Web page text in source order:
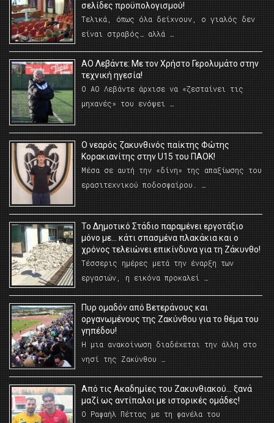
σελίδες προϋπολογισμού!
Τελικά, όπως όλα δείχνουν, ο γιαλός δεν
είναι στραβός… αλλά …
ΑΟ Λεβάντε: Με τον Χρήστο Γερολυμάτο στην
τεχνική ηγεσία!
Ο ΑΟ Λεβάντε άρχισε να «ζεσταίνει τις
μηχανές» του ενόψει …
O νεαρός ζακυνθινός παίκτης Φώτης
Κορακιανίτης στην U15 του ΠΑΟΚ!
Μέσα σε αυτή την «δίνη» της απαξίωσης του
ερασιτεχνικού ποδοσφαίρου. …
Το Δημοτικό Στάδιο παραμένει εργοτάξιο
μόνο με… κάτι σπασμένα πλακάκια και ο
χρόνος τελειώνει επικίνδυνα για τη Ζάκυνθο!
Τέσσερις ημέρες μετά την έναρξη των
εργασιών, η εικόνα προκαλεί …
Πυρ ομαδόν από Βετεράνους και
οργανωμένους της Ζακύνθου για το θέμα του
γηπέδου!
Η μια ανακοίνωση διαδέχεται την άλλη στο
νησί της Ζακύνθου …
Από τις Ακαδημίες του Ζακυνθιακού… ξανά
μαζί ως αντίπαλοι με ιστορικές ομάδες!
Ο Ραφαήλ Πέττας με τη φανέλα του